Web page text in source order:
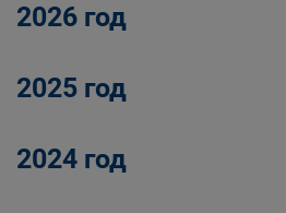
Комиссия по
Результаты работы
и экономическому
2026 год
2025 год
2024 год